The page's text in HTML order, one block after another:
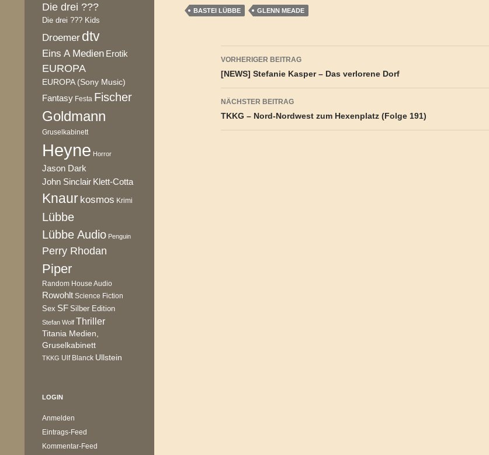
BASTEI LÜBBE GLENN MEADE
Beitragsnavigation
VORHERIGER BEITRAG
[NEWS] Stefanie Kasper – Das verlorene Dorf
NÄCHSTER BEITRAG
TKKG – Nord-Nordwest zum Hexenplatz (Folge 191)
Die drei ???
Die drei ??? Kids
Droemer dtv
Eins A Medien Erotik
EUROPA
EUROPA (Sony Music)
Fantasy Festa Fischer
Goldmann
Gruselkabinett
Heyne Horror
Jason Dark
John Sinclair Klett-Cotta
Knaur kosmos Krimi
Lübbe
Lübbe Audio Penguin
Perry Rhodan
Piper
Random House Audio
Rowohlt Science Fiction
Sex SF Silber Edition
Stefan Wolf Thriller
Titania Medien,
Gruselkabinett
TKKG Ulf Blanck Ullstein
LOGIN
Anmelden
Eintrags-Feed
Kommentar-Feed